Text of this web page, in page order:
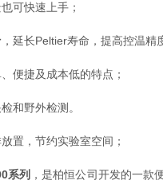
可快速上手；
长Peltier寿命，提高控温精
捷及成本低的特点；
和野外检测。
，节约实验室空间；
系列 ，是柏恒公司开发的一